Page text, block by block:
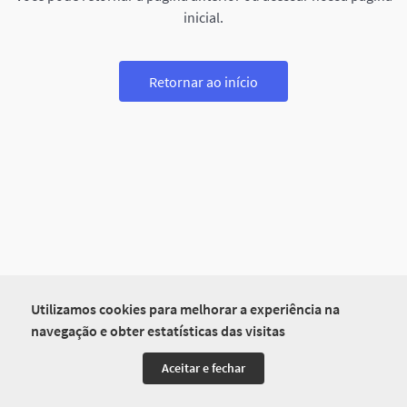
Utilizamos cookies para melhorar a experiência na
navegação e obter estatísticas das visitas
Aceitar e fechar
inicial.
Retornar ao início